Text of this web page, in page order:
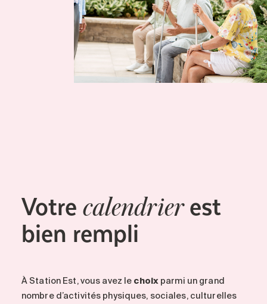
Votre calendrierest
bien rempli
ÀStation Est, vous avez le choix parmi un grand
nombre d’activités physiques, sociales, culturelles